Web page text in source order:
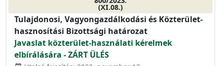
(XI.08.)
Tulajdonosi, Vagyongazdálkodási és Közterület-
hasznosítási Bizottsági határozat
Javaslat közterület-használati kérelmek
elbírálására - ZÁRT ÜLÉS